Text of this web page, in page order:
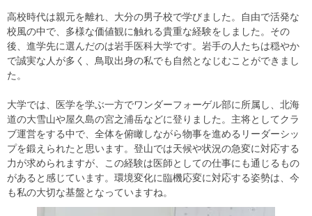
高校時代は親元を離れ、大分の男子校で学びました。自由で活発な
校風の中で、多様な価値観に触れる貴重な経験をしました。その
後、進学先に選んだのは岩手医科大学です。岩手の人たちは穏やか
で誠実な人が多く、鳥取出身の私でも自然となじむことができまし
た。
大学では、医学を学ぶ一方でワンダーフォーゲル部に所属し、北海
道の大雪山や屋久島の宮之浦岳などに登りました。主将としてクラ
ブ運営をする中で、全体を俯瞰しながら物事を進めるリーダーシッ
プを鍛えられたと思います。登山では天候や状況の急変に対応する
力が求められますが、この経験は医師としての仕事にも通じるもの
があると感じています。環境変化に臨機応変に対応する姿勢は、今
も私の大切な基盤となっていますね。